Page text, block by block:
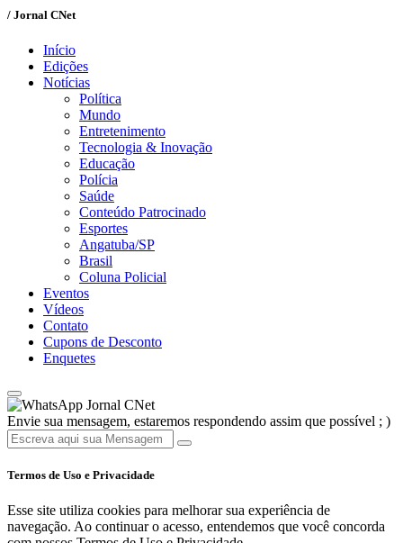
/ Jornal CNet
Início
Edições
Notícias
Política
Mundo
Entretenimento
Tecnologia & Inovação
Educação
Polícia
Saúde
Conteúdo Patrocinado
Esportes
Angatuba/SP
Brasil
Coluna Policial
Eventos
Vídeos
Contato
Cupons de Desconto
Enquetes
Jornal CNet
Envie sua mensagem, estaremos respondendo assim que possível ; )
Termos de Uso e Privacidade
Esse site utiliza cookies para melhorar sua experiência de
navegação. Ao continuar o acesso, entendemos que você concorda